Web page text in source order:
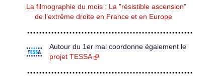
La filmographie du mois : La "résistible ascension"
de l’extrême droite en France et en Europe
Autour du 1er mai coordonne également le
projet TESSA